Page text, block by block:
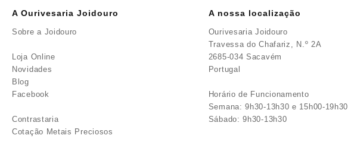
A Ourivesaria Joidouro
Sobre a Joidouro
Loja Online
Novidades
Blog
Facebook
Contrastaria
Cotação Metais Preciosos
A nossa localização
Ourivesaria Joidouro
Travessa do Chafariz, N.º 2A
2685-034 Sacavém
Portugal
Horário de Funcionamento
Semana: 9h30-13h30 e 15h00-19h30
Sábado: 9h30-13h30